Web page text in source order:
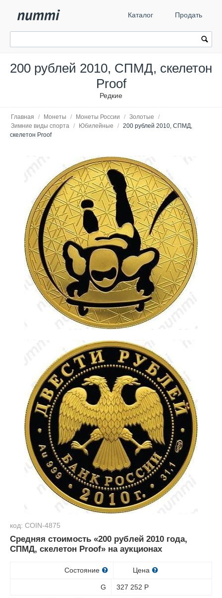
Каталог Продать
200 рублей 2010, СПМД, скелетон
Proof
Редкие
Главная / Монеты / Монеты России / Золотые
/
Зимние виды спорта / Юбилейные / 200 рублей 2010, СПМД,
скелетон Proof
код: COIN-4875
Средняя стоимость «200 рублей 2010 года,
СПМД, скелетон Proof» на аукционах
Состояние Цена
G 327 252 Р